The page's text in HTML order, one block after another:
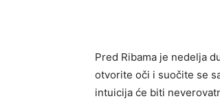
Pred Ribama je nedelja
otvorite oči i suočite se
intuicija će biti